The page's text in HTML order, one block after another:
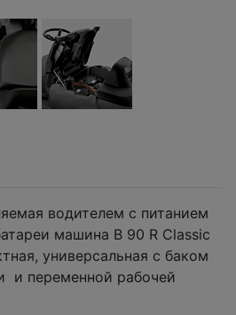
водителем с питанием
машина B 90 R Classic
универсальная с баком
и переменной рабочей